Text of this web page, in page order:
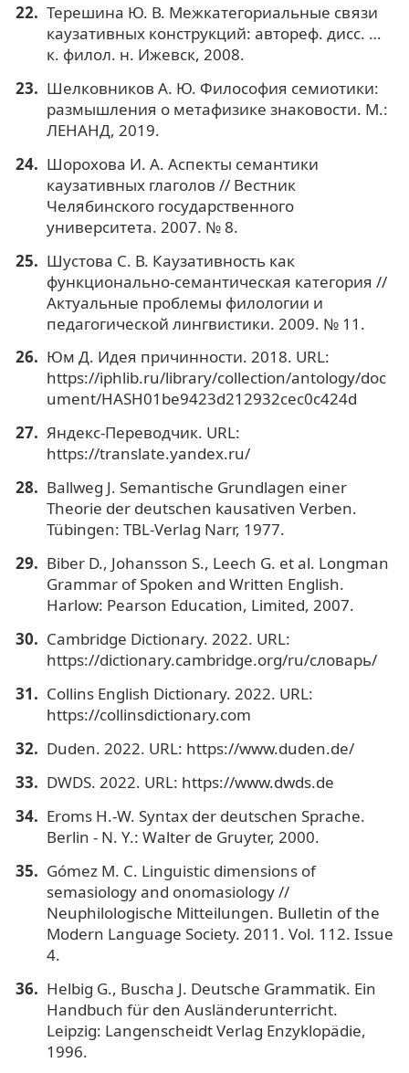
Терешина Ю. В. Межкатегориальные связи
каузативных конструкций: автореф. дисс. …
к. филол. н. Ижевск, 2008.
Шелковников А. Ю. Философия семиотики:
размышления о метафизике знаковости. М.:
ЛЕНАНД, 2019.
Шорохова И. А. Аспекты семантики
каузативных глаголов // Вестник
Челябинского государственного
университета. 2007. № 8.
Шустова С. В. Каузативность как
функционально-семантическая категория //
Актуальные проблемы филологии и
педагогической лингвистики. 2009. № 11.
Юм Д. Идея причинности. 2018. URL:
https://iphlib.ru/library/collection/antology/doc
ument/HASH01be9423d212932cec0c424d
Яндекс-Переводчик. URL:
https://translate.yandex.ru/
Ballweg J. Semantische Grundlagen einer
Theorie der deutschen kausativen Verben.
Tübingen: TBL-Verlag Narr, 1977.
Biber D., Johansson S., Leech G. et al. Longman
Grammar of Spoken and Written English.
Harlow: Pearson Education, Limited, 2007.
Cambridge Dictionary. 2022. URL:
https://dictionary.cambridge.org/ru/словарь/
Collins English Dictionary. 2022. URL:
https://collinsdictionary.com
Duden. 2022. URL: https://www.duden.de/
DWDS. 2022. URL: https://www.dwds.de
Eroms H.-W. Syntax der deutschen Sprache.
Berlin - N. Y.: Walter de Gruyter, 2000.
Gómez M. C. Linguistic dimensions of
semasiology and onomasiology //
Neuphilologische Mitteilungen. Bulletin of the
Modern Language Society. 2011. Vol. 112. Issue
4.
Helbig G., Buscha J. Deutsche Grammatik. Ein
Handbuch für den Ausländerunterricht.
Leipzig: Langenscheidt Verlag Enzyklopädie,
1996.